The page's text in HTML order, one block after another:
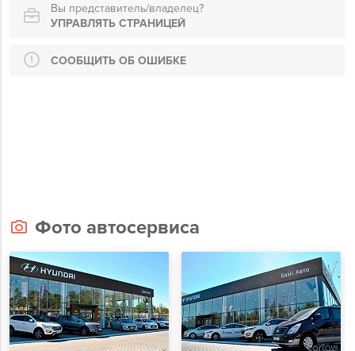
Вы представитель/владелец?
УПРАВЛЯТЬ СТРАНИЦЕЙ
СООБЩИТЬ ОБ ОШИБКЕ
Фото автосервиса